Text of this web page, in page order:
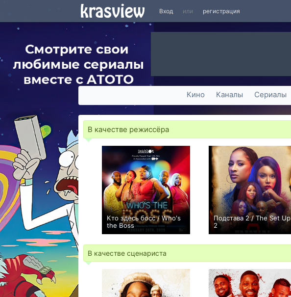
Вход или регистрация
Кино Каналы Сериалы
В качестве режиссёра
Кто здесь босс / Who's
the Boss
0
Подстава 2 / The Set Up
2
0
В качестве сценариста